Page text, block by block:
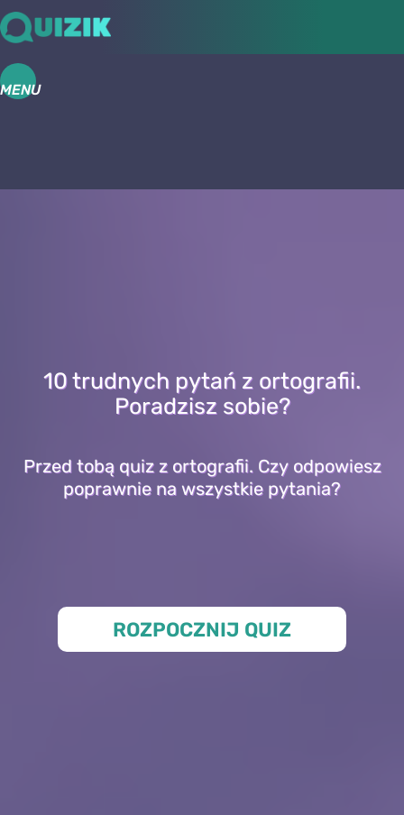
MENU
10 trudnych pytań z ortografii.
Poradzisz sobie?
Przed tobą quiz z ortografii. Czy odpowiesz
poprawnie na wszystkie pytania?
ROZPOCZNIJ QUIZ